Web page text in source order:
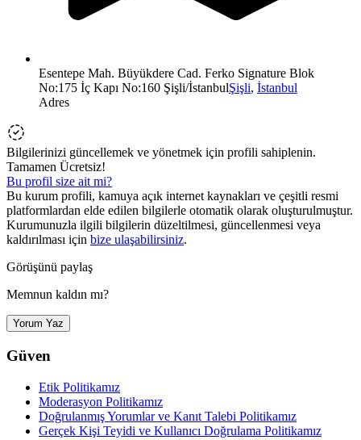
Esentepe Mah. Büyükdere Cad. Ferko Signature Blok
No:175 İç Kapı No:160 Şişli/İstanbulŞişli, İstanbul
Adres
Bilgilerinizi güncellemek ve yönetmek için profili sahiplenin.
Tamamen Ücretsiz!
Bu profil size ait mi?
Bu kurum profili, kamuya açık internet kaynakları ve çeşitli resmi
platformlardan elde edilen bilgilerle otomatik olarak oluşturulmuştur.
Kurumunuzla ilgili bilgilerin düzeltilmesi, güncellenmesi veya
kaldırılması için bize ulaşabilirsiniz.
Görüşünü paylaş
Memnun kaldın mı?
Yorum Yaz
Güven
Etik Politikamız
Moderasyon Politikamız
Doğrulanmış Yorumlar ve Kanıt Talebi Politikamız
Gerçek Kişi Teyidi ve Kullanıcı Doğrulama Politikamız